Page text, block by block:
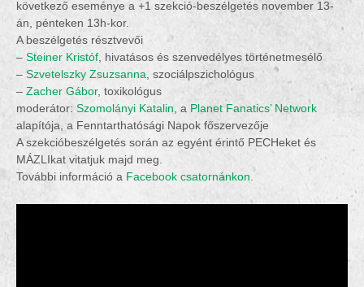
következő eseménye a +1 szekció-beszélgetés november 13-
án, pénteken 13h-kor.
A beszélgetés résztvevői
– Steiner Kristóf , hivatásos és szenvedélyes történetmesélő
– Szvetelszky Zsuzsanna , szociálpszichológus
– Zacher Gábor, toxikológus
moderátor: Szomolányi Katalin , a Planet Fanatics’ Network
alapítója, a Fenntarthatósági Napok főszervezője
A szekcióbeszélgetés során az egyént érintő PECHeket és
MÁZLIkat vitatjuk majd meg.
További információ a Facebook csatornánkon